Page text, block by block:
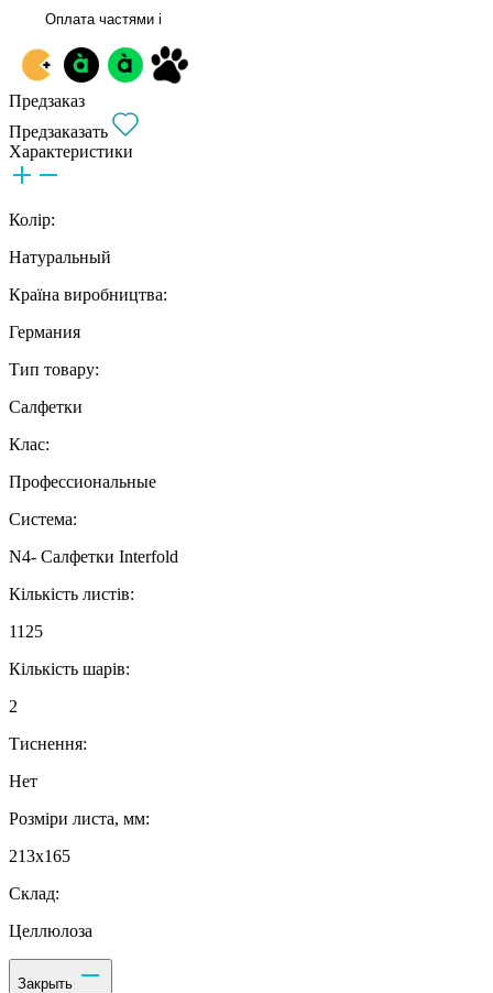
Оплата частями i
Предзаказ
Предзаказать
Характеристики
Колір:
Натуральный
Країна виробництва:
Германия
Тип товару:
Салфетки
Клас:
Профессиональные
Система:
N4- Салфетки Interfold
Кількість листів:
1125
Кількість шарів:
2
Тиснення:
Нет
Розміри листа, мм:
213х165
Склад:
Целлюлоза
Закрыть